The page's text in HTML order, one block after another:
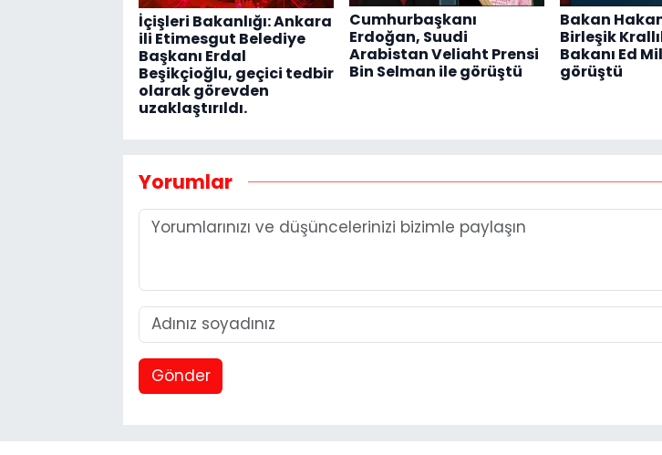
İçişleri Bakanlığı: Ankara
ili Etimesgut Belediye
Başkanı Erdal
Beşikçioğlu, geçici tedbir
olarak görevden
uzaklaştırıldı.
Cumhurbaşkanı
Erdoğan, Suudi
Arabistan Veliaht Prensi
Bin Selman ile görüştü
Bakan
Birleşik
Bakanı Ed
görüştü
Yorumlar
Gönder